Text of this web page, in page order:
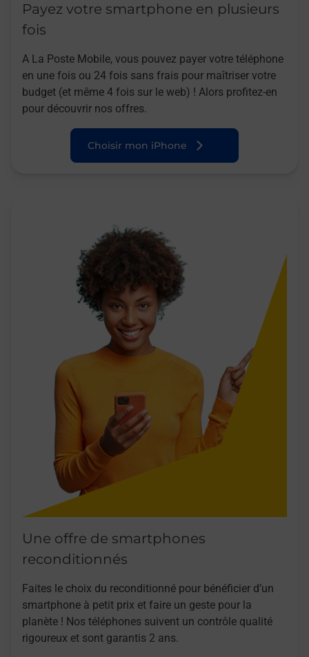
Payez votre smartphone en plusieurs
fois
A La Poste Mobile, vous pouvez payer votre téléphone
en une fois ou 24 fois sans frais pour maîtriser votre
budget (et même 4 fois sur le web) ! Alors profitez-en
pour découvrir nos offres.
Choisir mon iPhone
Une offre de smartphones
reconditionnés
Faites le choix du reconditionné pour bénéficier d’un
smartphone à petit prix et faire un geste pour la
planète ! Nos téléphones suivent un contrôle qualité
rigoureux et sont garantis 2 ans.